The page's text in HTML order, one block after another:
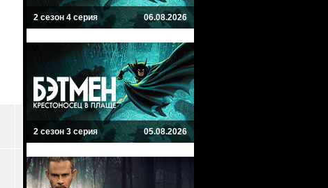
2 сезон 4 серия 06.08.2026
2 сезон 3 серия 05.08.2026